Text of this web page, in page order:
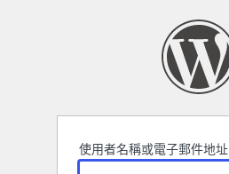
使用者名稱或電子郵件地址